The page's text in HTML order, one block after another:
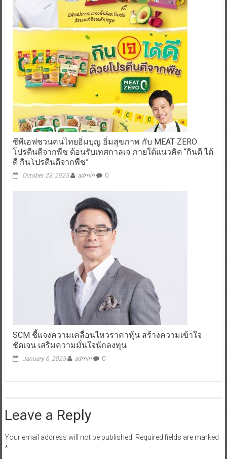
ซีพีเอฟชวนคนไทยอิ่มบุญ อิ่มสุขภาพ กับ MEAT ZERO
โปรตีนดีจากพืช ต้อนรับเทศกาลเจ ภายใต้แนวคิด “กินดี ได้
ดี กินโปรตีนดีจากพืช”
October 23, 2025 admin 0
SCM ชี้แจงความเคลื่อนไหวราคาหุ้น สร้างความเข้าใจ
ชัดเจน เสริมความมั่นใจนักลงทุน
January 6, 2025 admin 0
Leave a Reply
Your email address will not be published. Required fields are marked
*